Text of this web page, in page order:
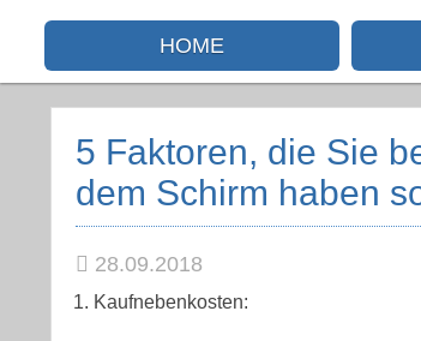
HOME
5 Faktoren, die Sie
dem Schirm haben
28.09.2018
Kaufnebenkosten: